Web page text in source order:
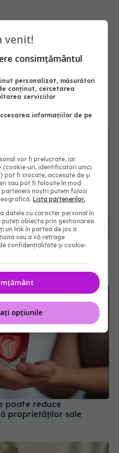
inflamația și proteja
poate reduce
proprietăților sale
venit!
consimțământul
personalizat, măsurători
conținut, cercetarea
serviciilor
informațiilor de pe
vor fi prelucrate, iar
(cookie-uri, identificatori unici
pot fi stocate, accesate de și
sau pot fi folosite în mod
partenerii noștri putem folosi
Lista partenerilor.
datele cu caracter personal în
obiecta prin gestionarea
un link în partea de jos a
sau a vă retrage
confidențialitate și cookie-
opțiunile